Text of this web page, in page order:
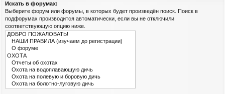
Искать в форумах:
Выберите форум или форумы, в которых будет произведён поиск. Поиск в
подфорумах производится автоматически, если вы не отключили
соответствующую опцию ниже.